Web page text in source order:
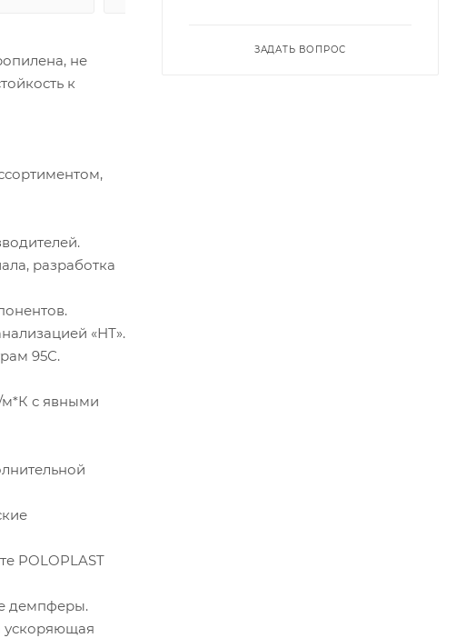
не
к
разработка
«НТ».
95С.
с явными
POLOPLAST
демпферы.
ускоряющая
ЗАДАТЬ ВОПРОС